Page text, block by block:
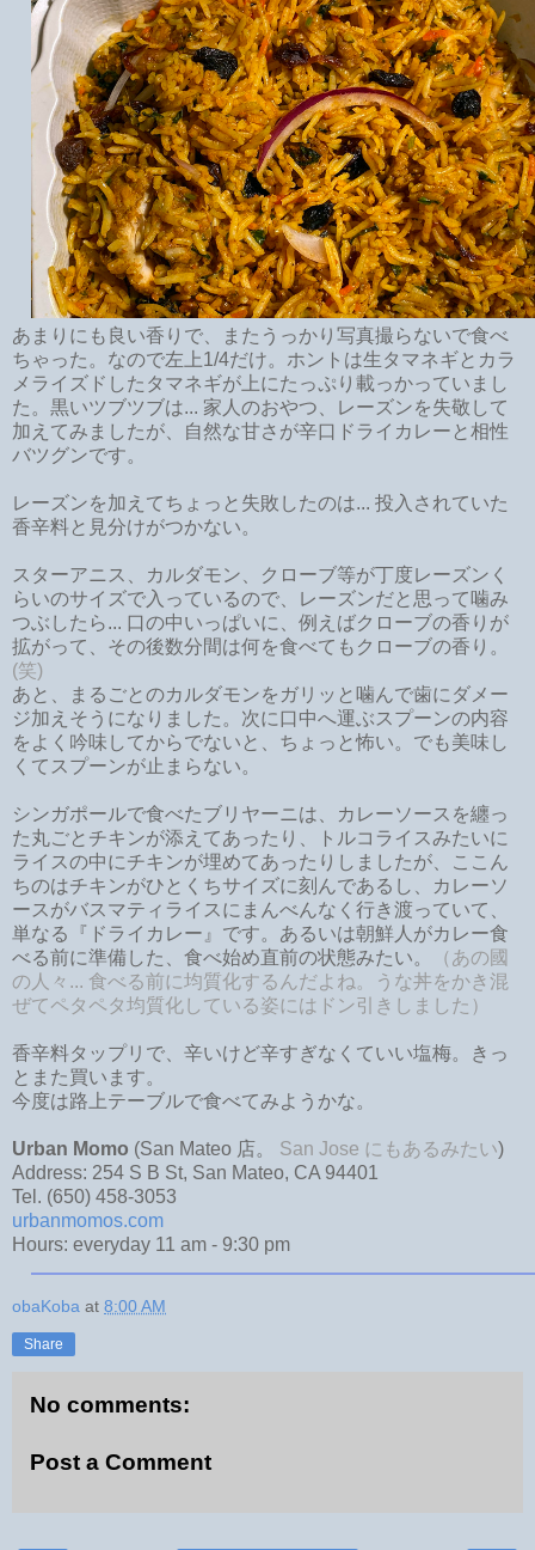
あまりにも良い香りで、またうっかり写真撮らないで食べ
ちゃった。なので左上1/4だけ。ホントは生タマネギとカラ
メライズドしたタマネギが上にたっぷり載っかっていまし
た。黒いツブツブは... 家人のおやつ、レーズンを失敬して
加えてみましたが、自然な甘さが辛口ドライカレーと相性
バツグンです。
レーズンを加えてちょっと失敗したのは... 投入されていた
香辛料と見分けがつかない。
スターアニス、カルダモン、クローブ等が丁度レーズンく
らいのサイズで入っているので、レーズンだと思って噛み
つぶしたら... 口の中いっぱいに、例えばクローブの香りが
拡がって、その後数分間は何を食べてもクローブの香り。
(笑)
あと、まるごとのカルダモンをガリッと噛んで歯にダメー
ジ加えそうになりました。次に口中へ運ぶスプーンの内容
をよく吟味してからでないと、ちょっと怖い。でも美味し
くてスプーンが止まらない。
シンガポールで食べたブリヤーニは、カレーソースを纏っ
た丸ごとチキンが添えてあったり、トルコライスみたいに
ライスの中にチキンが埋めてあったりしましたが、ここん
ちのはチキンがひとくちサイズに刻んであるし、カレーソ
ースがバスマティライスにまんべんなく行き渡っていて、
単なる『ドライカレー』です。あるいは朝鮮人がカレー食
べる前に準備した、食べ始め直前の状態みたい。
（あの國
の人々... 食べる前に均質化するんだよね。うな丼をかき混
ぜてペタペタ均質化している姿にはドン引きしました）
香辛料タップリで、辛いけど辛すぎなくていい塩梅。きっ
とまた買います。
今度は路上テーブルで食べてみようかな。
Urban Momo (San Mateo 店。 San Jose にもあるみたい)
Address: 254 S B St, San Mateo, CA 94401
Tel. (650) 458-3053
urbanmomos.com
Hours: everyday 11 am - 9:30 pm
obaKoba at 8:00 AM
Share
No comments:
Post a Comment